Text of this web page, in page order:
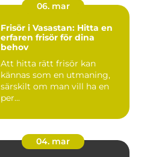
06. mar
Frisör i Vasastan: Hitta en
erfaren frisör för dina
behov
Att hitta rätt frisör kan
kännas som en utmaning,
särskilt om man vill ha en
per...
04. mar